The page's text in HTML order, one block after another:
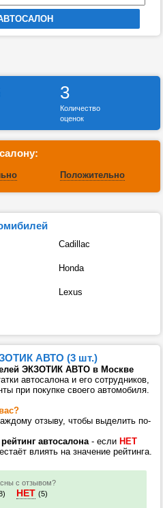
3
Количество
оценок
Положительно
Cadillac
Honda
Lexus
АВТО (3 шт.)
ЭКЗОТИК АВТО в Москве
автосалона и его сотрудников,
при покупке своего автомобиля.
отзыву, чтобы выделить по-
автосалона- если НЕТ
влиять на значение рейтинга.
с отзывом?
НЕТ (5)